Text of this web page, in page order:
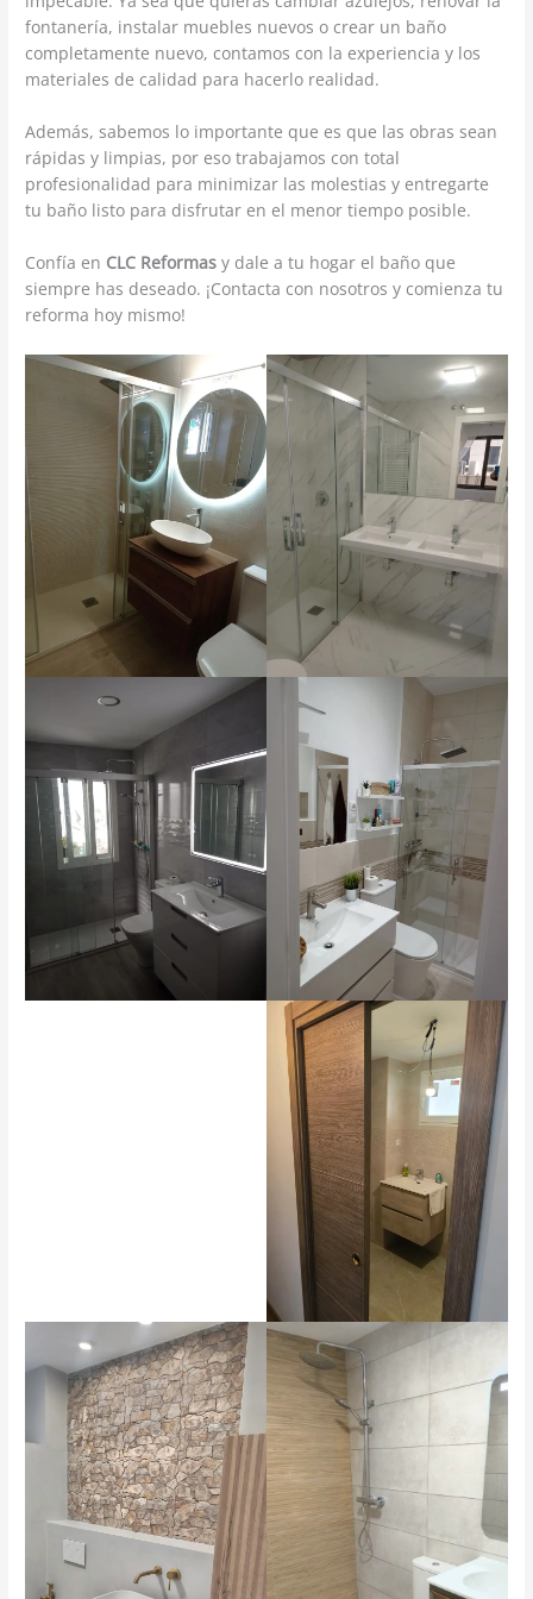
fontanería, instalar muebles nuevos o crear un baño
completamente nuevo, contamos con la experiencia y los
materiales de calidad para hacerlo realidad.
Además, sabemos lo importante que es que las obras sean
rápidas y limpias, por eso trabajamos con total
profesionalidad para minimizar las molestias y entregarte
tu baño listo para disfrutar en el menor tiempo posible.
Confía en CLC Reformas y dale a tu hogar el baño que
siempre has deseado. ¡Contacta con nosotros y comienza tu
reforma hoy mismo!